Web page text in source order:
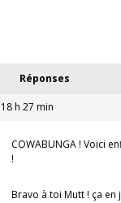
Réponses
h 27 min
COWABUNGA ! Voici
!
Bravo à toi Mutt ! ça en